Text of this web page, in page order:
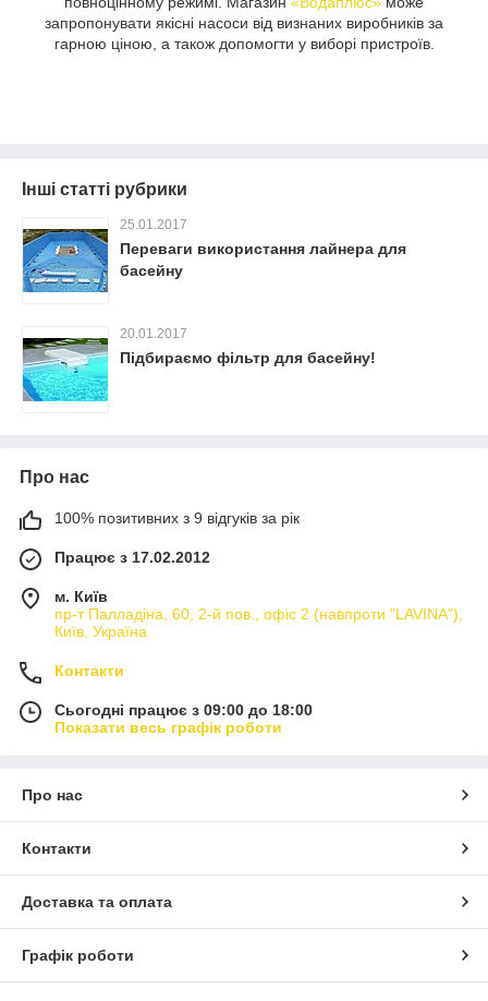
запропонувати якісні насоси від визнаних виробників за
гарною ціною, а також допомогти у виборі пристроїв.
Інші статті рубрики
25.01.2017
Переваги використання лайнера для
басейну
20.01.2017
Підбираємо фільтр для басейну!
Про нас
100% позитивних з 9 відгуків за рік
Працює з 17.02.2012
м. Київ
пр-т Палладіна, 60, 2-й пов., офіс 2 (навпроти "LAVINA"),
Київ, Україна
Контакти
Сьогодні працює з 09:00 до 18:00
Показати весь графік роботи
Про нас
Контакти
Доставка та оплата
Графік роботи